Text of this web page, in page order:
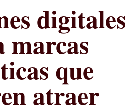
digitales
marcas
que
atraer